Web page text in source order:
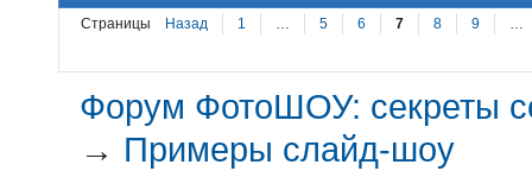
Страницы Назад 1 … 5 6 7 8 9 …
Форум ФотоШОУ: секреты
→ Примеры слайд-шоу